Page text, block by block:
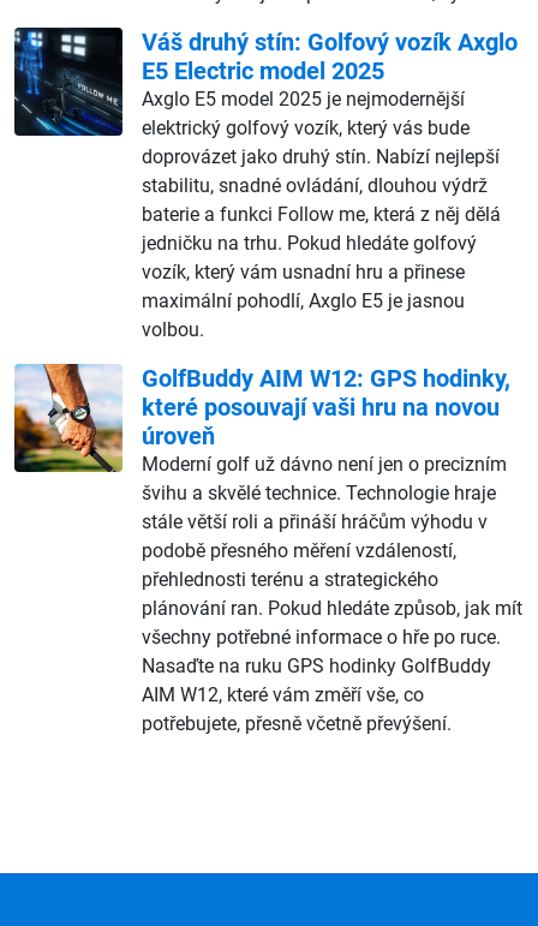
Váš druhý stín: Golfový vozík Axglo
E5 Electric model 2025
Axglo E5 model 2025 je nejmodernější
elektrický golfový vozík, který vás bude
doprovázet jako druhý stín. Nabízí nejlepší
stabilitu, snadné ovládání, dlouhou výdrž
baterie a funkci Follow me, která z něj dělá
jedničku na trhu. Pokud hledáte golfový
vozík, který vám usnadní hru a přinese
maximální pohodlí, Axglo E5 je jasnou
volbou.
GolfBuddy AIM W12: GPS hodinky,
které posouvají vaši hru na novou
úroveň
Moderní golf už dávno není jen o precizním
švihu a skvělé technice. Technologie hraje
stále větší roli a přináší hráčům výhodu v
podobě přesného měření vzdáleností,
přehlednosti terénu a strategického
plánování ran. Pokud hledáte způsob, jak mít
všechny potřebné informace o hře po ruce.
Nasaďte na ruku GPS hodinky GolfBuddy
AIM W12, které vám změří vše, co
potřebujete, přesně včetně převýšení.